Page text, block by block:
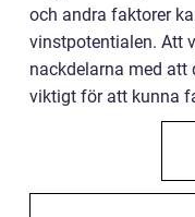
och andra faktorer
vinstpotentialen. Att
nackdelarna med att
viktigt för att kunna